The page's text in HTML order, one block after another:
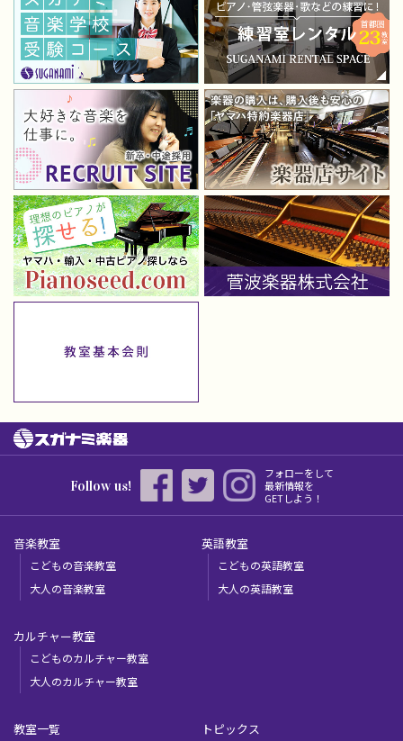
Follow us!
フォローをして
最新情報を
GETしよう！
音楽教室
こどもの音楽教室
大人の音楽教室
英語教室
こどもの英語教室
大人の英語教室
カルチャー教室
こどものカルチャー教室
大人のカルチャー教室
教室一覧 トピックス